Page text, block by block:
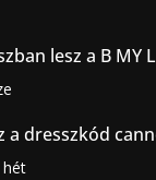
lesz a B MY
a dresszkód
hét